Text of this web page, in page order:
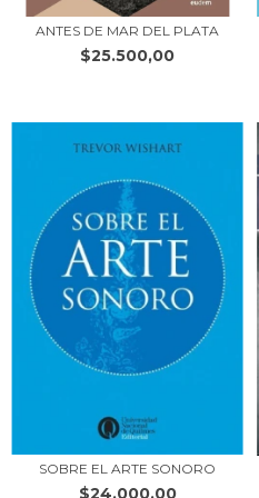
ANTES DE MAR DEL PLATA
$25.500,00
SOBRE EL ARTE SONORO